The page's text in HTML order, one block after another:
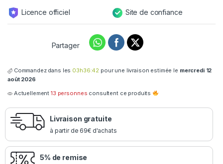
Licence officiel Site de confiance
Partager
Commandez dans les 03h36:41 pour une livraison estimée le mercredi 12
août 2026
Actuellement13 personnes consultent ce produits
Livraison gratuite
à partir de 69€ d'achats
5% de remise